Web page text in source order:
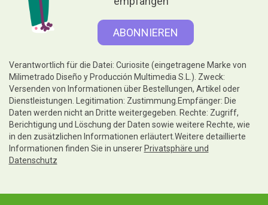
Verantwortlich für die Datei: Curiosite (eingetragene Marke von
Milimetrado Diseño y Producción Multimedia S.L.). Zweck:
Versenden von Informationen über Bestellungen, Artikel oder
Dienstleistungen. Legitimation: Zustimmung.Empfänger: Die
Daten werden nicht an Dritte weitergegeben. Rechte: Zugriff,
Berichtigung und Löschung der Daten sowie weitere Rechte, wie
in den zusätzlichen Informationen erläutert.Weitere detaillierte
Informationen finden Sie in unserer Privatsphäre und
Datenschutz